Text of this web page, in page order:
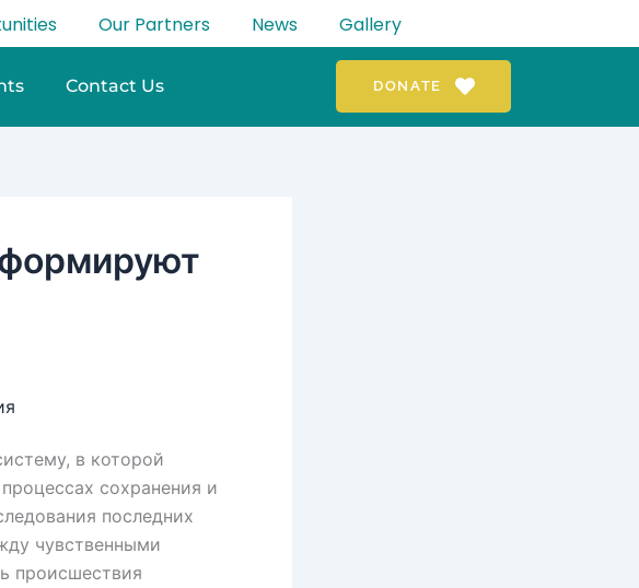
Our Partners News Gallery
Contact Us DONATE
в которой
сохранения и
последних
чувственными
происшествия